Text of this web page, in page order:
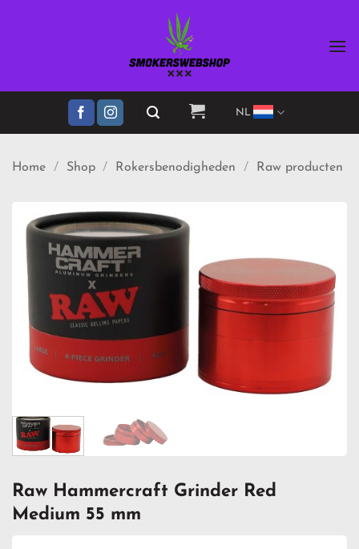
NL
Home / Shop / Rokersbenodigheden / Raw producten
Raw Hammercraft Grinder Red
Medium 55 mm